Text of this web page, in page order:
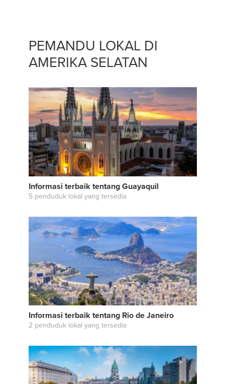
PEMANDU LOKAL DI
AMERIKA SELATAN
Informasi terbaik tentang Guayaquil
5 penduduk lokal yang tersedia
Informasi terbaik tentang Rio de Janeiro
2 penduduk lokal yang tersedia